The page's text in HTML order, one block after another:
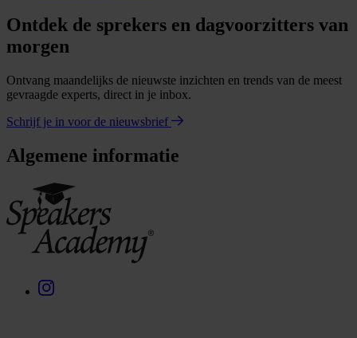
Ontdek de sprekers en dagvoorzitters van
morgen
Ontvang maandelijks de nieuwste inzichten en trends van de meest
gevraagde experts, direct in je inbox.
Schrijf je in voor de nieuwsbrief
Algemene informatie